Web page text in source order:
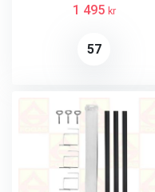
1 495 kr
57